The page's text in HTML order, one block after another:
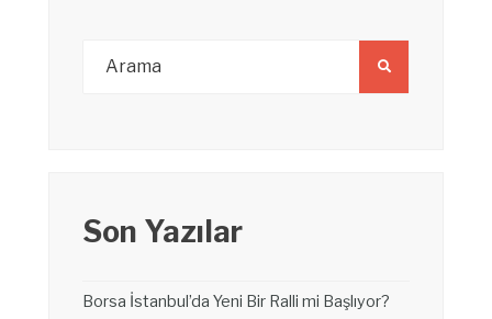
Son Yazılar
Borsa İstanbul’da Yeni Bir Ralli mi Başlıyor?